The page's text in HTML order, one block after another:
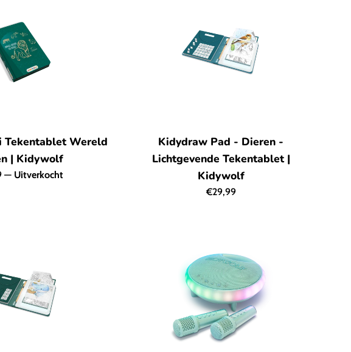
Tekentablet Wereld
| Kidywolf
— Uitverkocht
Kidydraw Pad - Dieren -
Lichtgevende Tekentablet |
Kidywolf
Normale
€29,99